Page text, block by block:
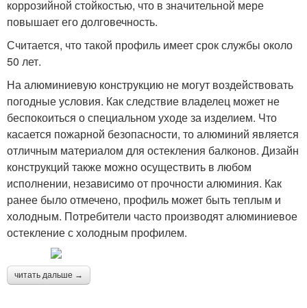
коррозийной стойкостью, что в значительной мере
повышает его долговечность.
Считается, что такой профиль имеет срок службы около
50 лет.
На алюминиевую конструкцию не могут воздействовать
погодные условия. Как следствие владелец может не
беспокоиться о специальном уходе за изделием. Что
касается пожарной безопасности, то алюминий является
отличным материалом для остекления балконов. Дизайн
конструкций также можно осуществить в любом
исполнении, независимо от прочности алюминия. Как
ранее было отмечено, профиль может быть теплым и
холодным. Потребители часто производят алюминиевое
остекление с холодным профилем.
читать дальше →